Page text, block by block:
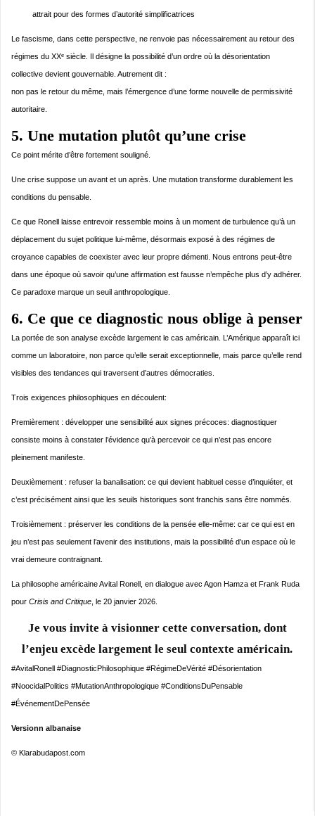
attrait pour des formes d’autorité simplificatrices
Le fascisme, dans cette perspective, ne renvoie pas nécessairement au retour des
régimes du XXᵉ siècle. Il désigne la possibilité d’un ordre où la désorientation
collective devient gouvernable. Autrement dit :
non pas le retour du même, mais l’émergence d’une forme nouvelle de permissivité
autoritaire.
5. Une mutation plutôt qu’une crise
Ce point mérite d’être fortement souligné.
Une crise suppose un avant et un après. Une mutation transforme durablement les
conditions du pensable.
Ce que Ronell laisse entrevoir ressemble moins à un moment de turbulence qu’à un
déplacement du sujet politique lui-même, désormais exposé à des régimes de
croyance capables de coexister avec leur propre démenti. Nous entrons peut-être
dans une époque où savoir qu’une affirmation est fausse n’empêche plus d’y adhérer.
Ce paradoxe marque un seuil anthropologique.
6. Ce que ce diagnostic nous oblige à penser
La portée de son analyse excède largement le cas américain. L’Amérique apparaît ici
comme un laboratoire, non parce qu’elle serait exceptionnelle, mais parce qu’elle rend
visibles des tendances qui traversent d’autres démocraties.
Trois exigences philosophiques en découlent:
Premièrement : développer une sensibilité aux signes précoces: diagnostiquer
consiste moins à constater l’évidence qu’à percevoir ce qui n’est pas encore
pleinement manifeste.
Deuxièmement : refuser la banalisation: ce qui devient habituel cesse d’inquiéter, et
c’est précisément ainsi que les seuils historiques sont franchis sans être nommés.
Troisièmement : préserver les conditions de la pensée elle-même: car ce qui est en
jeu n’est pas seulement l’avenir des institutions, mais la possibilité d’un espace où le
vrai demeure contraignant.
La philosophe américaine Avital Ronell, en dialogue avec Agon Hamza et Frank Ruda
pour Crisis and Critique , le 20 janvier 2026.
Je vous invite à visionner cette conversation, dont
l’enjeu excède largement le seul contexte américain.
#AvitalRonell #DiagnosticPhilosophique #RégimeDeVérité #Désorientation
#NoocidalPolitics #MutationAnthropologique #ConditionsDuPensable
#ÉvénementDePensée
Versionn albanaise
© Klarabudapost.com